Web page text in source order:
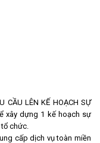
CẦU LÊN KẾ HOẠCH SỰ
xây dựng 1 kế hoạch sự
chức.
cấp dịch vụ toàn miền